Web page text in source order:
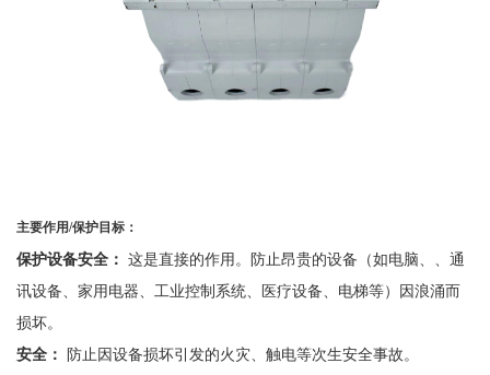
主要作用/保护目标：
保护设备安全： 这是直接的作用。防止昂贵的设备（如电脑、、通
讯设备、家用电器、工业控制系统、医疗设备、电梯等）因浪涌而
损坏。
安全：
防止因设备损坏引发的火灾、触电等次生安全事故。